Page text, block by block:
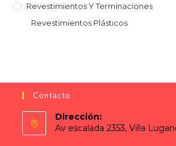
Revestimientos Y Terminaciones
Revestimientos Plásticos
Contacto
Dirección:
Av escalada 2353, Villa